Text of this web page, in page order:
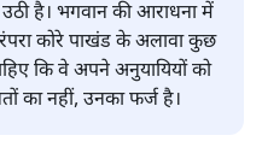
है। भगवान की आराधना में
कोरे पाखंड के अलावा कुछ
कि वे अपने अनुयायियों को
का नहीं, उनका फर्ज है।